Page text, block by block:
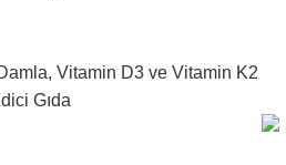
Vitamin D3 ve Vitamin K2
Gıda